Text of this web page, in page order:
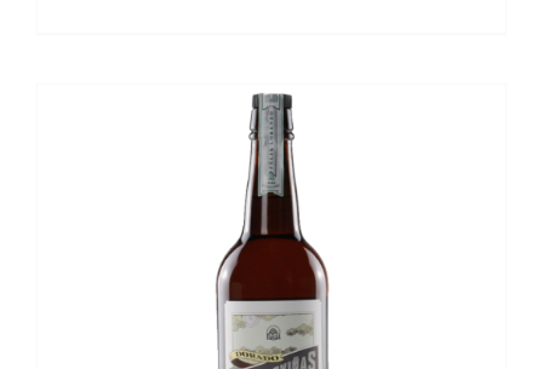
DETALLES